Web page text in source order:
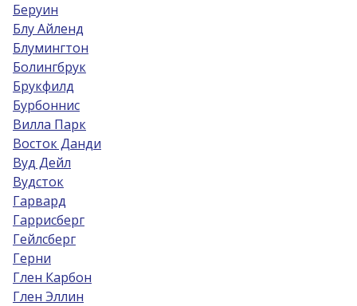
Беруин
Блу Айленд
Блумингтон
Болингбрук
Брукфилд
Бурбоннис
Вилла Парк
Восток Данди
Вуд Дейл
Вудсток
Гарвард
Гаррисберг
Гейлсберг
Герни
Глен Карбон
Глен Эллин